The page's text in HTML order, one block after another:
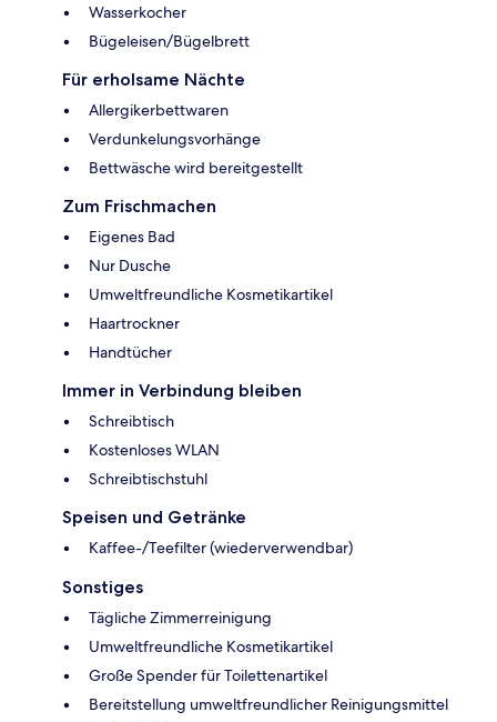
Wasserkocher
Bügeleisen/Bügelbrett
Für erholsame Nächte
Allergikerbettwaren
Verdunkelungsvorhänge
Bettwäsche wird bereitgestellt
Zum Frischmachen
Eigenes Bad
Nur Dusche
Umweltfreundliche Kosmetikartikel
Haartrockner
Handtücher
Immer in Verbindung bleiben
Schreibtisch
Kostenloses WLAN
Schreibtischstuhl
Speisen und Getränke
Kaffee-/Teefilter (wiederverwendbar)
Sonstiges
Tägliche Zimmerreinigung
Umweltfreundliche Kosmetikartikel
Große Spender für Toilettenartikel
Bereitstellung umweltfreundlicher Reinigungsmittel